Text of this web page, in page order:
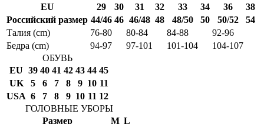
EU
29 30 31 32 33 34 36
38
Российский размер 44/46 46 46/48 48 48/50 50 50/52
54
Талия (cm)
76-80 80-84 84-88
92-96
Бедра (cm)
94-97 97-101 101-104
104-107
ОБУВЬ
EU 39 40 41 42 43 44 45
UK
5 6 7 8 9 10 11
USA 6 7 8 9 10 11 12
ГОЛОВНЫЕ УБОРЫ
Размер
M L